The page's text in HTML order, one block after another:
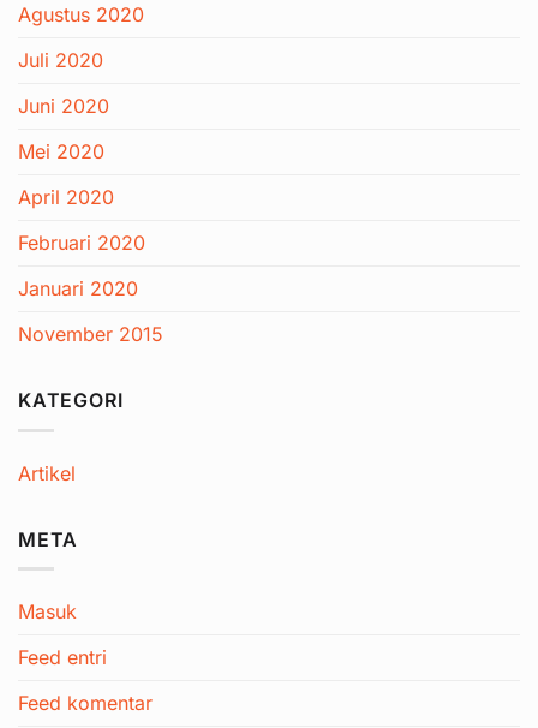
Agustus 2020
Juli 2020
Juni 2020
Mei 2020
April 2020
Februari 2020
Januari 2020
November 2015
KATEGORI
Artikel
META
Masuk
Feed entri
Feed komentar